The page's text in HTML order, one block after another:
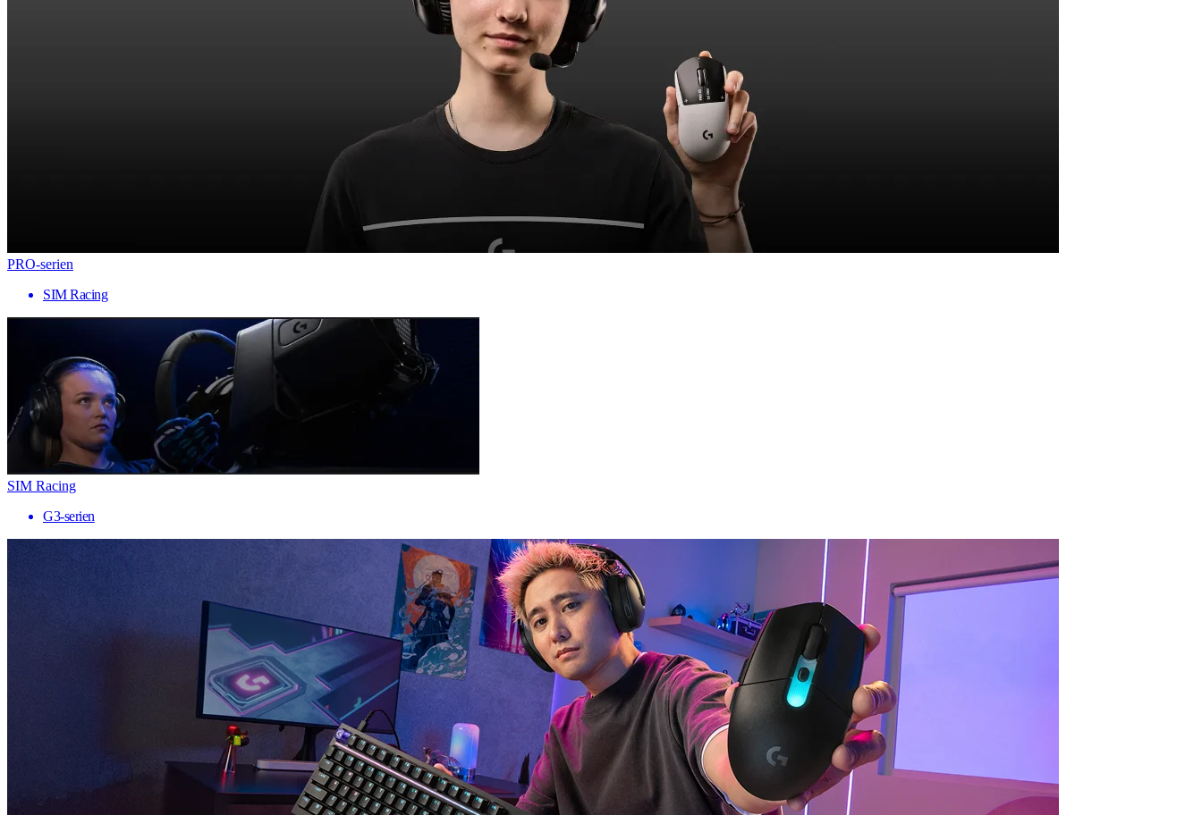
PRO-serien
SIM Racing
SIM Racing
G3-serien